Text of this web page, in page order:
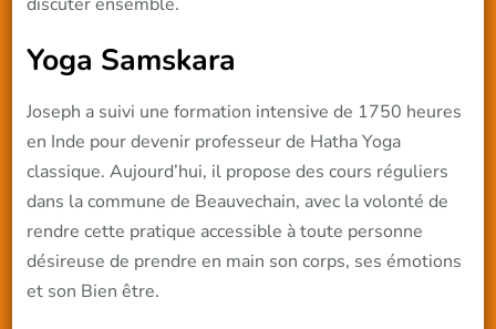
Yoga Samskara
Joseph a suivi une formation intensive de 1750 heures
en Inde pour devenir professeur de Hatha Yoga
classique. Aujourd’hui, il propose des cours réguliers
dans la commune de Beauvechain, avec la volonté de
rendre cette pratique accessible à toute personne
désireuse de prendre en main son corps, ses émotions
et son Bien être.